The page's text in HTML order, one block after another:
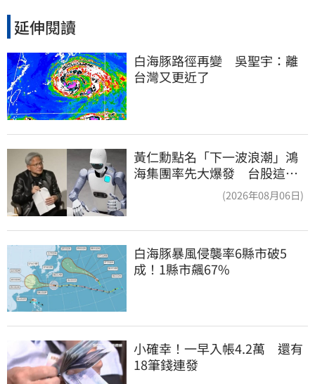
延伸閱讀
白海豚路徑再變　吳聖宇：離
台灣又更近了
黃仁勳點名「下一波浪潮」鴻
海集團率先大爆發 台股這族
(2026年08月06日)
白海豚暴風侵襲率6縣市破5
成！1縣市飆67%
小確幸！一早入帳4.2萬　還有
18筆錢連發